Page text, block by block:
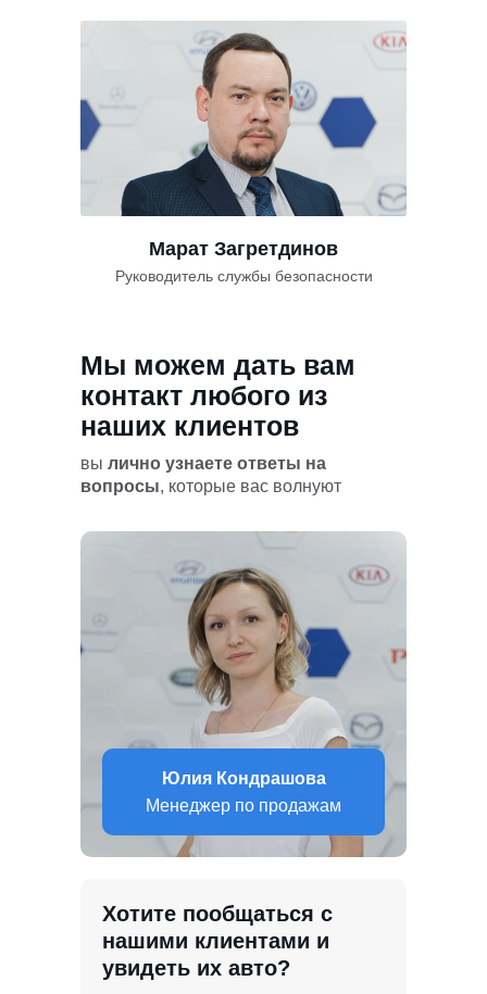
Марат Загретдинов
Руководитель службы безопасности
Мы можем дать вам
контакт любого из
наших клиентов
вы лично узнаете ответы на
вопросы, которые вас волнуют
Хотите пообщаться с
нашими клиентами и
увидеть их авто?
Юлия Кондрашова
Менеджер по продажам